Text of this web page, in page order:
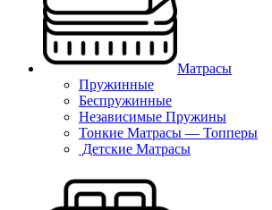
Матрасы
Пружинные
Беспружинные
Независимые Пружины
Тонкие Матрасы — Топперы
Детские Матрасы